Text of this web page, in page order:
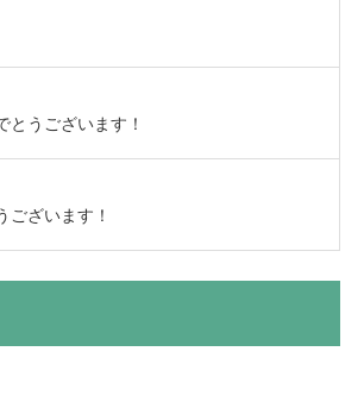
とうございます！
ございます！